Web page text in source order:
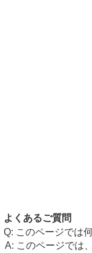
よくあるご質問
このページでは
このページでは